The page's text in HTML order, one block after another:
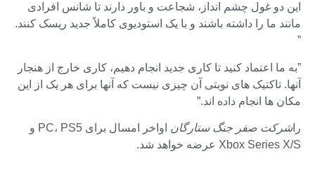
این دو غول چشم انداز، شجاعت و باور دارند تا شانس افرادی
مانند ما را داشته باشند و با یک استودیوی کاملاً جدید ریسک کنند.
”
​”به ما اعتماد کنید تا کاری جدید انجام دهیم، کاری خارج از هنجار
آنها. تاکتیک های نوبتی آن چیزی نیست که آنها برای هر یک از این
مکان ها انجام داده اند.”
راشرکت صفر جنگ ستارگان
اواخر امسال برای PC، PS5 و
Xbox Series X/S عرضه خواهد شد.